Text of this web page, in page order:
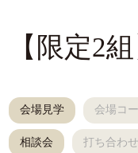
【限定2
会場見学 会場コ
相談会 打ち合わせ